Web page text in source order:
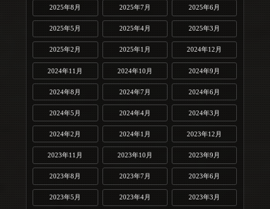
2025年8月 2025年7月 2025年6月
2025年5月 2025年4月 2025年3月
2025年2月 2025年1月 2024年12月
2024年11月 2024年10月 2024年9月
2024年8月 2024年7月 2024年6月
2024年5月 2024年4月 2024年3月
2024年2月 2024年1月 2023年12月
2023年11月 2023年10月 2023年9月
2023年8月 2023年7月 2023年6月
2023年5月 2023年4月 2023年3月